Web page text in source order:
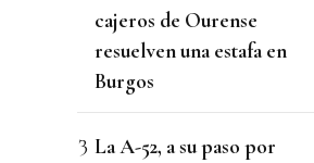
cajeros de Ourense
resuelven una estafa en
Burgos
La A-52, a su paso por